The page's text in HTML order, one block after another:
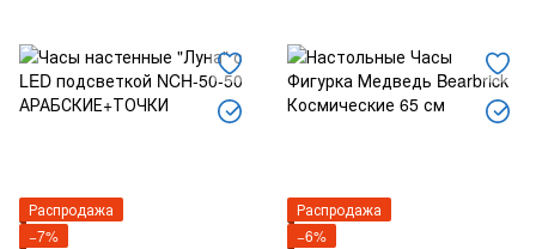
Распродажа
−7%
Распродажа
−6%